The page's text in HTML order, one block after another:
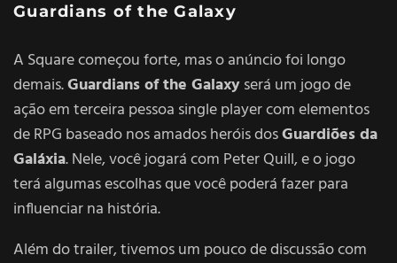
Guardians of the Galaxy
A Square começou forte, mas o anúncio foi longo
demais.Guardians of the Galaxyserá um jogo de
ação em terceira pessoa single player com elementos
de RPG baseado nos amados heróis dosGuardiões da
Galáxia. Nele, você jogará com Peter Quill, e o jogo
terá algumas escolhas que você poderá fazer para
influenciar na história.
Além do trailer, tivemos um pouco de discussão com